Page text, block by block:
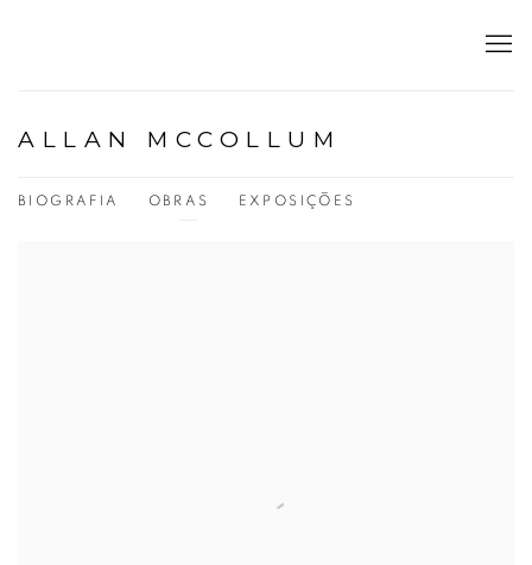
ALLAN MCCOLLUM
BIOGRAFIA OBRAS EXPOSIÇÕES